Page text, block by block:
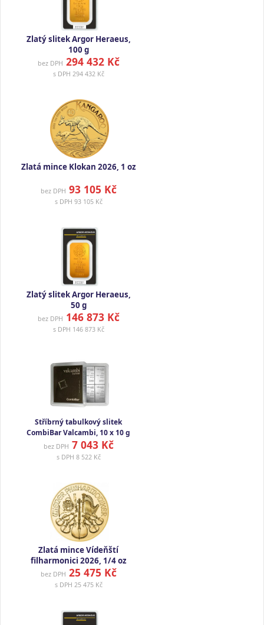
Zlatý slitek Argor Heraeus,
100 g
bez DPH 294 432 Kč
s DPH 294 432 Kč
Zlatá mince Klokan 2026, 1 oz
bez DPH 93 105 Kč
s DPH 93 105 Kč
Zlatý slitek Argor Heraeus,
50 g
bez DPH 146 873 Kč
s DPH 146 873 Kč
Stříbrný tabulkový slitek
CombiBar Valcambi, 10 x 10 g
bez DPH 7 043 Kč
s DPH 8 522 Kč
Zlatá mince Vídeňští
filharmonici 2026, 1/4 oz
bez DPH 25 475 Kč
s DPH 25 475 Kč